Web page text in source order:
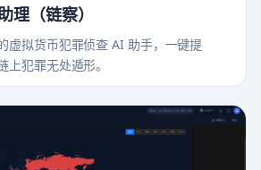
理（链察）
虚拟货币犯罪侦查 AI 助手，一键提
上犯罪无处遁形。